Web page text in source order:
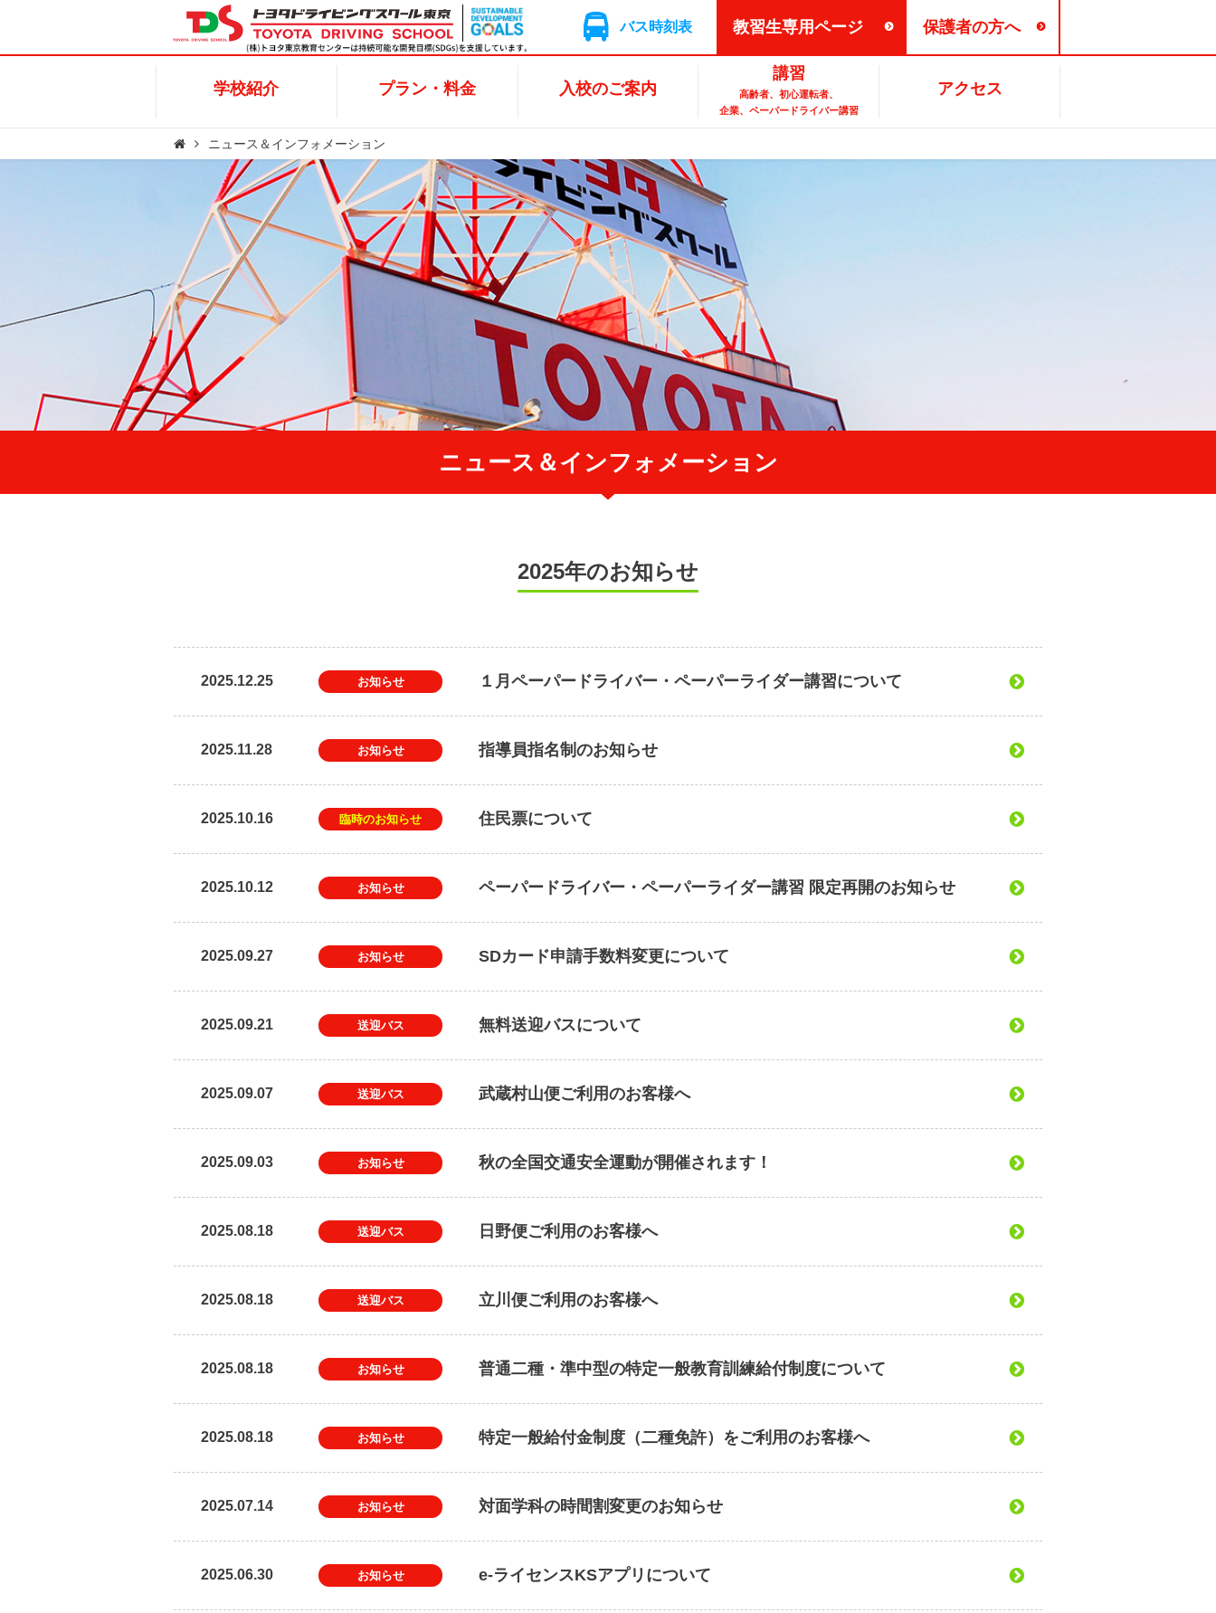
バス時刻表 教習生専用ページ 保護者の方へ
学校紹介
施設概要
カフェ
(TOYOTIME)
無料教習体験
プラン・料金
普通車 準中型 二輪車 普通二種
入校のご案内
キャンペーン
入校のお申込み＆
資格について
教習の進め方 提携校一覧
講習
高齢者、初心運転者、
企業、ペーパードライバー講習
高齢者講習 初心運転者講習 企業向け研修
アクセス
学校紹介 プラン・料金 入校のご案内 講習 アクセス バス時刻表 各種お問い合せ
ニュース＆インフォメーション
ニュース＆インフォメーション
2025年のお知らせ
2025.12.25 お知らせ １月ペーパードライバー・ペーパーライダー講習について
2025.11.28 お知らせ 指導員指名制のお知らせ
2025.10.16 臨時のお知らせ 住民票について
2025.10.12 お知らせ ペーパードライバー・ペーパーライダー講習 限定再開のお知らせ
2025.09.27 お知らせ SDカード申請手数料変更について
2025.09.21 送迎バス 無料送迎バスについて
2025.09.07 送迎バス 武蔵村山便ご利用のお客様へ
2025.09.03 お知らせ 秋の全国交通安全運動が開催されます！
2025.08.18 送迎バス 日野便ご利用のお客様へ
2025.08.18 送迎バス 立川便ご利用のお客様へ
2025.08.18 お知らせ 普通二種・準中型の特定一般教育訓練給付制度について
2025.08.18 お知らせ 特定一般給付金制度（二種免許）をご利用のお客様へ
2025.07.14 お知らせ 対面学科の時間割変更のお知らせ
2025.06.30 お知らせ e-ライセンスKSアプリについて